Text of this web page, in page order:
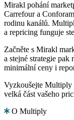
Mirakl pohání
Carrefour a
rodinu kanálů.
a repricing funguje
Začněte s Mirakl
a stejné strategie
minimální ceny i
Vyzkoušejte Multiply
velká část vašeho
O Multiply